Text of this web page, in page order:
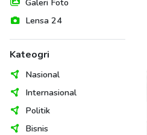
Lensa 24
Kateogri
Nasional
Internasional
Politik
Bisnis